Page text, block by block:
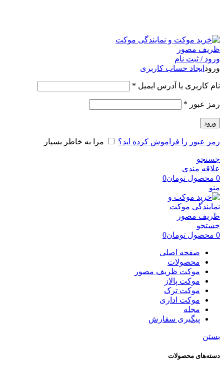
ورود / ثبت نام
ورود ایجاد حساب کاربری
نام کاربری یا آدرس ایمیل *
رمز عبور *
ورود
رمز عبور را فراموش کرده اید؟ مرا به خاطر بسپار
جستجو
علاقه مندی
0 محصول تومان0
منو
جستجو
0 محصول تومان0
صفحه اصلی
محصولات
موکت ظریف مصور
موکت پالاز
موکت ترک
موکت اداری
مجله
پیگیری سفارش
بستن
دسته‌های محصولات